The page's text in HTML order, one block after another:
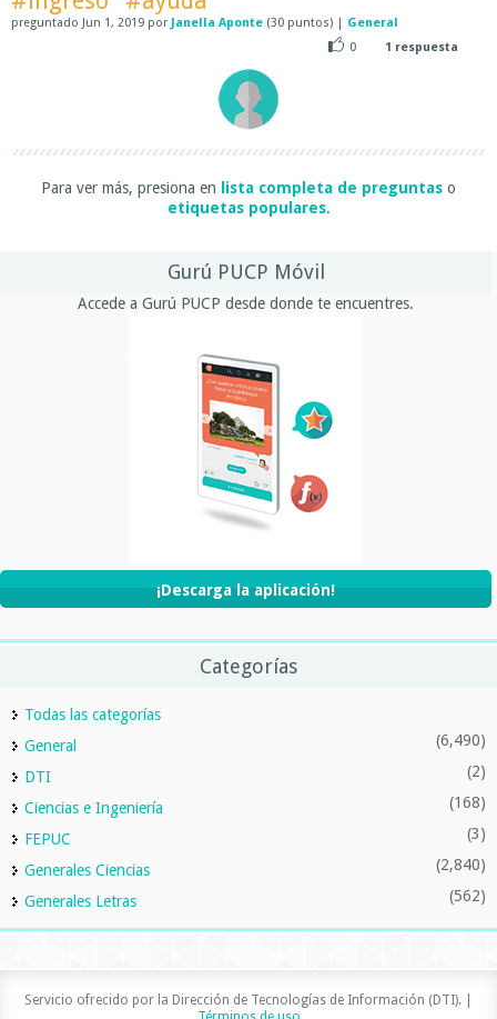
preguntado Jun 1, 2019 por Janella Aponte (30 puntos) | General
0
1 respuesta
Para ver más, presiona en lista completa de preguntas o
etiquetas populares.
Gurú PUCP Móvil
Accede a Gurú PUCP desde donde te encuentres.
¡Descarga la aplicación!
Categorías
Todas las categorías
General
(6,490)
DTI (2)
Ciencias e Ingeniería (168)
FEPUC (3)
Generales Ciencias (2,840)
Generales Letras (562)
Servicio ofrecido por la Dirección de Tecnologías de Información (DTI). |